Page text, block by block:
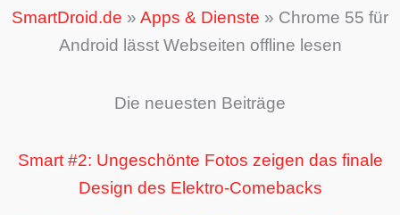
SmartDroid.de » Apps & Dienste » Chrome 55 für
Android lässt Webseiten offline lesen
Die neuesten Beiträge
Smart #2: Ungeschönte Fotos zeigen das finale
Design des Elektro-Comebacks